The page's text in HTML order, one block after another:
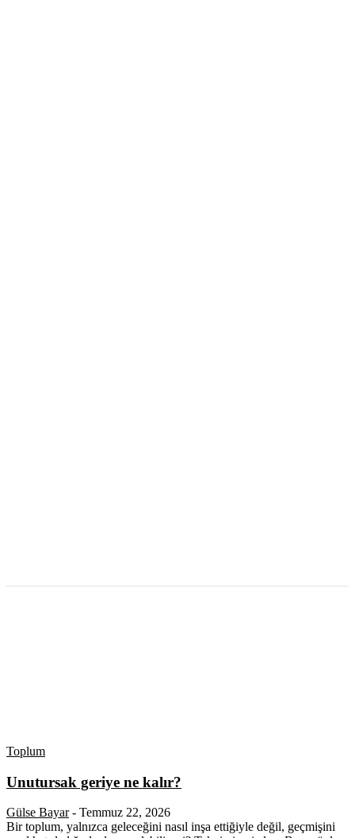
Toplum
Unutursak geriye ne kalır?
Gülse Bayar - Temmuz 22, 2026
Bir toplum, yalnızca geleceğini nasıl inşa ettiğiyle değil, geçmişini